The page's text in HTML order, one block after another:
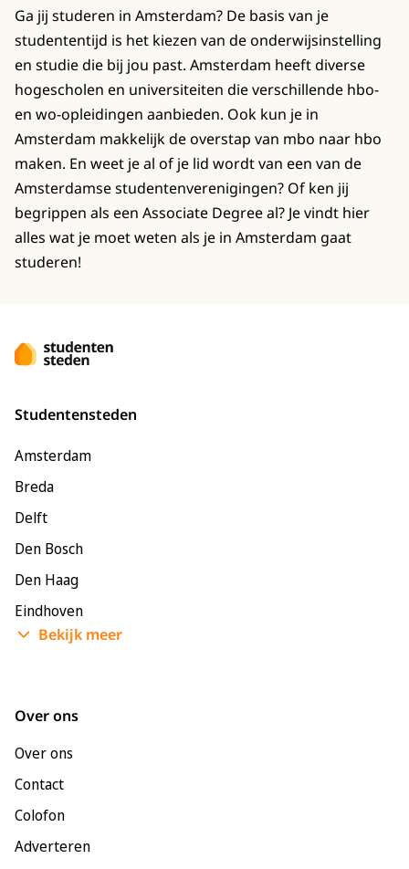
Ga jij studeren in Amsterdam? De basis van je
studententijd is het kiezen van de onderwijsinstelling
en studie die bij jou past. Amsterdam heeft diverse
hogescholen en universiteiten die verschillende hbo-
en wo-opleidingen aanbieden. Ook kun je in
Amsterdam makkelijk de overstap van mbo naar hbo
maken. En weet je al of je lid wordt van een van de
Amsterdamse studentenverenigingen? Of ken jij
begrippen als een Associate Degree al? Je vindt hier
alles wat je moet weten als je in Amsterdam gaat
studeren!
Studentensteden
Amsterdam
Breda
Delft
Den Bosch
Den Haag
Eindhoven
Enschede
Bekijk meer
Over ons
Over ons
Contact
Colofon
Adverteren